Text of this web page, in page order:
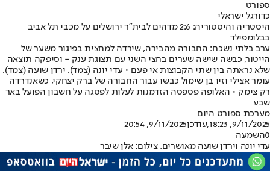
ספורט
כדורגל ישראלי
היסטריה והיסטוריה: 2:6 מדהים לבית"ר ירושלים על מכבי תל אביב
בבלומפילד
ערב בלתי נשכח: החבורה מהבירה, שירדה למחצית בפיגור משער של
הייטור, כבשה שישה שערים בחצי השני עם תצוגת ענק - וסיפקה תוצאה
שלא נראתה בין שתי הקבוצות אי פעם • עדי יונה (צמד), ירדן שועה (צמד),
עומר אצילי וזיו בן שימול כבשו עבור החבורה של ברק יצחקי, כשאנדרדה
רק צימק • האלופה פספסה הזדמנות לעלות לפסגה על חשבון הפועל באר
שבע
מערכת ספורט היום
9/11/2025, 18:23
,עודכן9/11/2025, 20:54
0השמעה
עדי יונה וירדן שועה מאושרים. צילום: אלן שיבר